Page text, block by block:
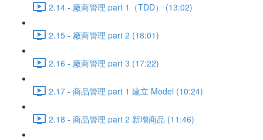
2.14 - 廠商管理 part 1（TDD） (13:02)
2.15 - 廠商管理 part 2 (18:01)
2.16 - 廠商管理 part 3 (17:22)
2.17 - 商品管理 part 1 建立 Model (10:24)
2.18 - 商品管理 part 2 新增商品 (11:46)